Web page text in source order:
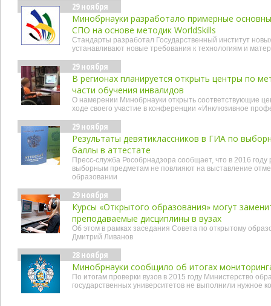
29 ноября
Минобрнауки разработало примерные
СПО на основе методик WorldSkills
Стандарты разработал Государственный институт
устанавливают новые требования к технологиям и
29 ноября
В регионах планируется открыть центры по
части обучения инвалидов
О намерении Минобрнауки открыть соответствующие
ходе своего участие в конференции «Инклюзивное
29 ноября
Результаты девятиклассников в ГИА по
баллы в аттестате
Пресс-служба Рособрнадзора сообщает, что в 2016
выборным предметам не повлияют на выставление
образовании
29 ноября
Курсы «Открытого образования» могут
преподаваемые дисциплины в вузах
Об этом в рамках заседания Совета по открытому
Дмитрий Ливанов
28 ноября
Минобрнауки сообщило об итогах
По итогам проверки вузов в 2015 году Министерство
государственных университетов не выполнили нужное